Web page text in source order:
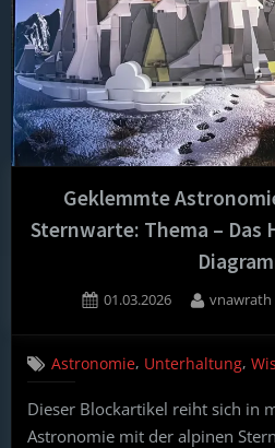
Geklemmte
Sternwarte: Thema – Das
Posted
01.03.2026 By
vnawrath
Astronomie, Unterhaltung,
Dieser Blockartikel reiht sich in
Astronomie mit der alpinen